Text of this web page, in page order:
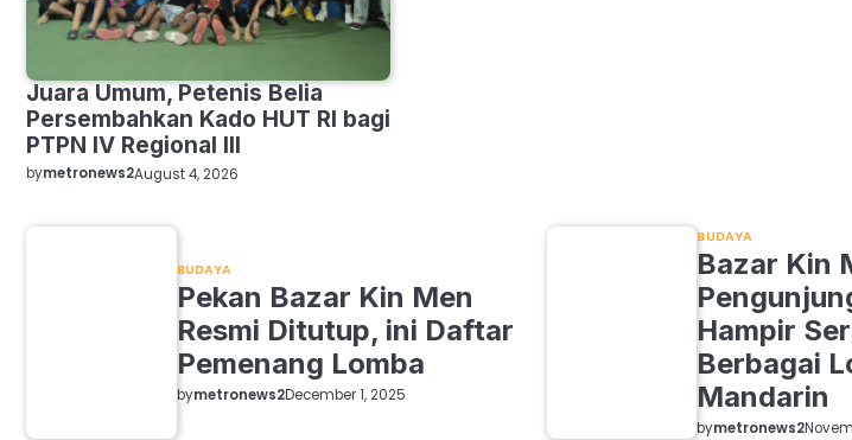
Juara Umum, Petenis Belia
Persembahkan Kado HUT RI bagi
PTPN IV Regional III
bymetronews2August 4, 2026
BUDAYA
Pekan Bazar Kin Men
Resmi Ditutup, ini Daftar
Pemenang Lomba
bymetronews2December 1, 2025
BUDAYA
Bazar Kin
Hampir
Berbagai
Mandarin
bymetronews2